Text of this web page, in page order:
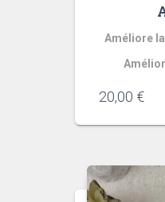
Améliore
20,00 €